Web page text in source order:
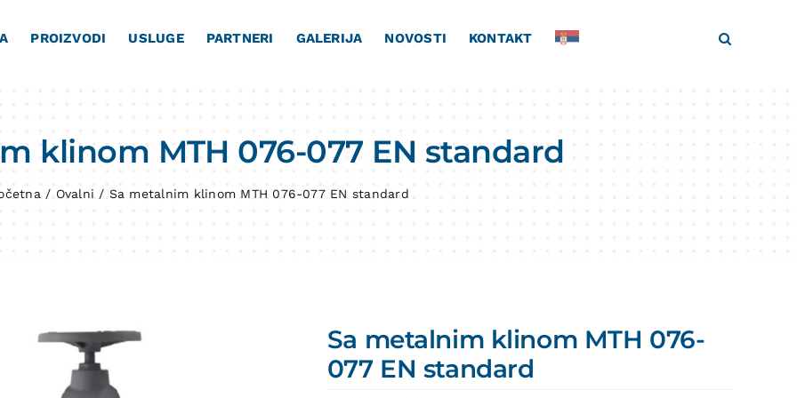
PROIZVODI USLUGE PARTNERI GALERIJA NOVOSTI KONTAKT
klinom MTH 076-077 EN standard
/ Ovalni / Sa metalnim klinom MTH 076-077 EN standard
Sa metalnim klinom MTH 076-
077 EN standard